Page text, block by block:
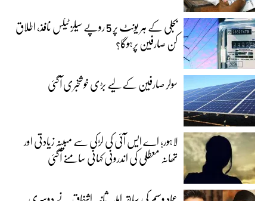
بجلی کے ہر یونٹ پر 5 روپے سیلز ٹیکس نافذ، اطلاق
کن صارفین پرہوگا؟
سولر صارفین کے لیے بڑی خوشخبری آگئی
لاہور؛ اے ایس آئی کی لڑکی سے مبینہ زیادتی اور
تھانہ معطلی کی اندرونی کہانی سامنے آگئی